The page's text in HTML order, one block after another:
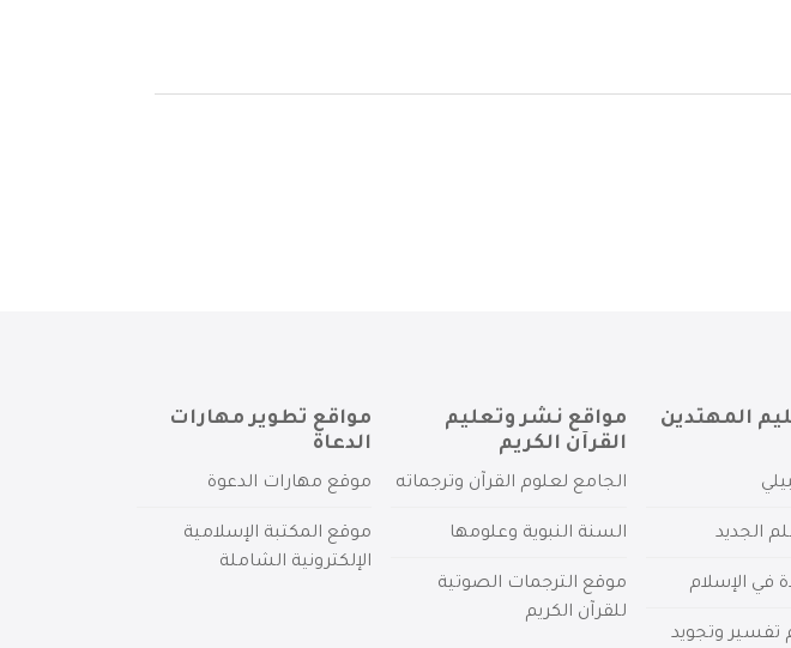
المهتدين
الجديد
في الإسلام
تفسير وتجويد
مواقع نشر وتعليم
القرآن الكريم
الجامع لعلوم القرآن وترجماته
السنة النبوية وعلومها
موقع الترجمات الصوتية
للقرآن الكريم
مواقع تطوير مهارات
الدعاة
موقع مهارات الدعوة
موقع المكتبة الإسلامية
الإلكترونية الشاملة